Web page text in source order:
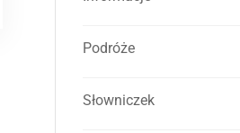
Podróże
Słowniczek